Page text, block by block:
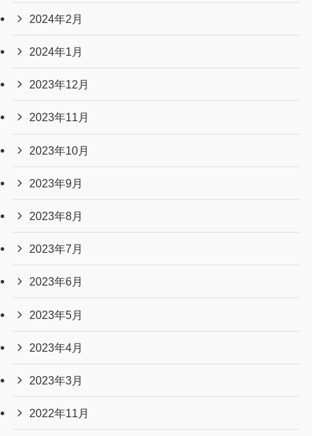
2024年2月
2024年1月
2023年12月
2023年11月
2023年10月
2023年9月
2023年8月
2023年7月
2023年6月
2023年5月
2023年4月
2023年3月
2022年11月